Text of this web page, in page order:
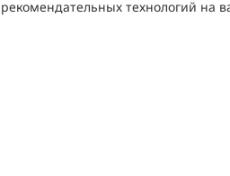
рекомендательных технологий на